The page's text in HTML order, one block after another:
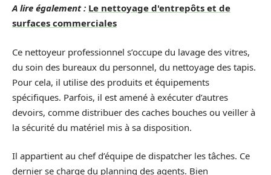
A lire également : Le nettoyage d'entrepôts et de
surfaces commerciales
Ce nettoyeur professionnel s’occupe du lavage des vitres,
du soin des bureaux du personnel, du nettoyage des tapis.
Pour cela, il utilise des produits et équipements
spécifiques. Parfois, il est amené à exécuter d’autres
devoirs, comme distribuer des caches bouches ou veiller à
la sécurité du matériel mis à sa disposition.
Il appartient au chef d’équipe de dispatcher les tâches. Ce
dernier se charge du planning des agents. Bien